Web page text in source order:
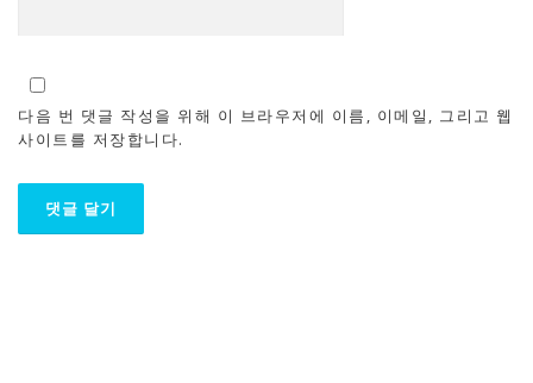
다음 번 댓글 작성을 위해 이 브라우저에 이름, 이메일, 그리고 웹
사이트를 저장합니다.